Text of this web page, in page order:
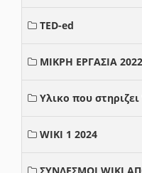
TED-ed
ΜΙΚΡΗ ΕΡΓΑΣΙΑ
Υλικο που
WIKI 1 2024